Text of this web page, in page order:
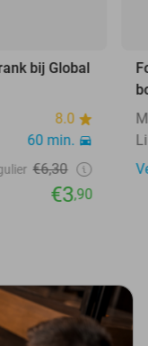
bij Global
8.0
60 min.
€6,30
€3,90